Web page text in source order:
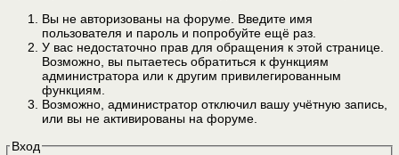
Вы не авторизованы на форуме. Введите имя
пользователя и пароль и попробуйте ещё раз.
У вас недостаточно прав для обращения к этой странице.
Возможно, вы пытаетесь обратиться к функциям
администратора или к другим привилегированным
функциям.
Возможно, администратор отключил вашу учётную запись,
или вы не активированы на форуме.
Вход